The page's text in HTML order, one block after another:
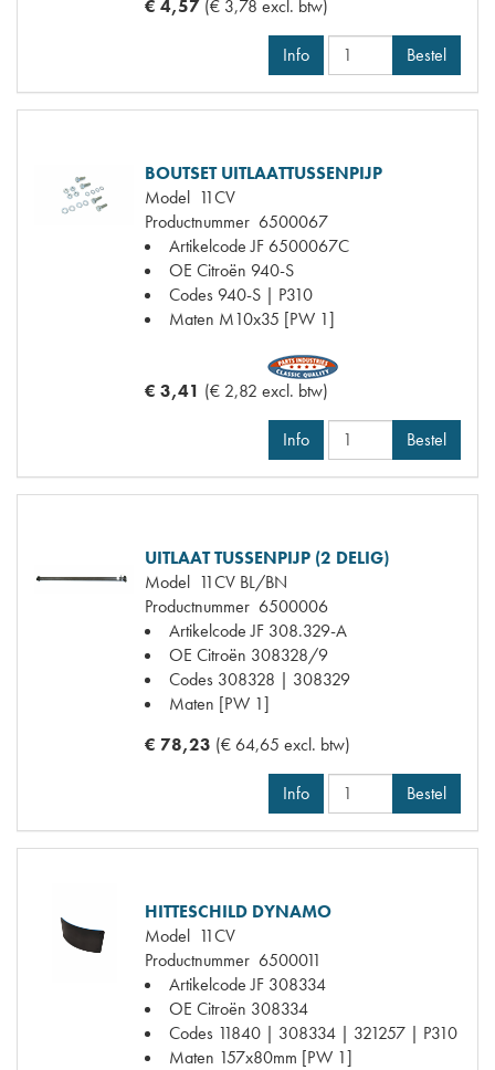
€ 4,57 (€ 3,78 excl. btw)
Info Bestel
BOUTSET UITLAATTUSSENPIJP
Model 11CV
Productnummer 6500067
Artikelcode JF 6500067C
OE Citroën 940-S
Codes 940-S | P310
Maten M10x35 [PW 1]
€ 3,41 (€ 2,82 excl. btw)
Info Bestel
UITLAAT TUSSENPIJP (2 DELIG)
Model 11CV BL/BN
Productnummer 6500006
Artikelcode JF 308.329-A
OE Citroën 308328/9
Codes 308328 | 308329
Maten [PW 1]
€ 78,23 (€ 64,65 excl. btw)
Info Bestel
HITTESCHILD DYNAMO
Model 11CV
Productnummer 6500011
Artikelcode JF 308334
OE Citroën 308334
Codes 11840 | 308334 | 321257 | P310
Maten 157x80mm [PW 1]